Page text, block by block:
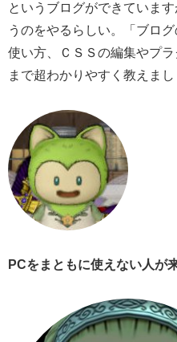
というブログができています
うのをやるらしい。「ブロ
使い方、ＣＳＳの編集やプ
まで超わかりやすく教えまし
PCをまともに使えない人が